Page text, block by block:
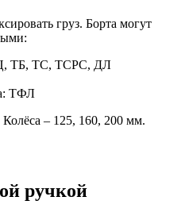
груз. Борта могут
ТБ, ТС, ТСРС, ДЛ
ТФЛ
Колёса – 125, 160, 200 мм.
ручкой